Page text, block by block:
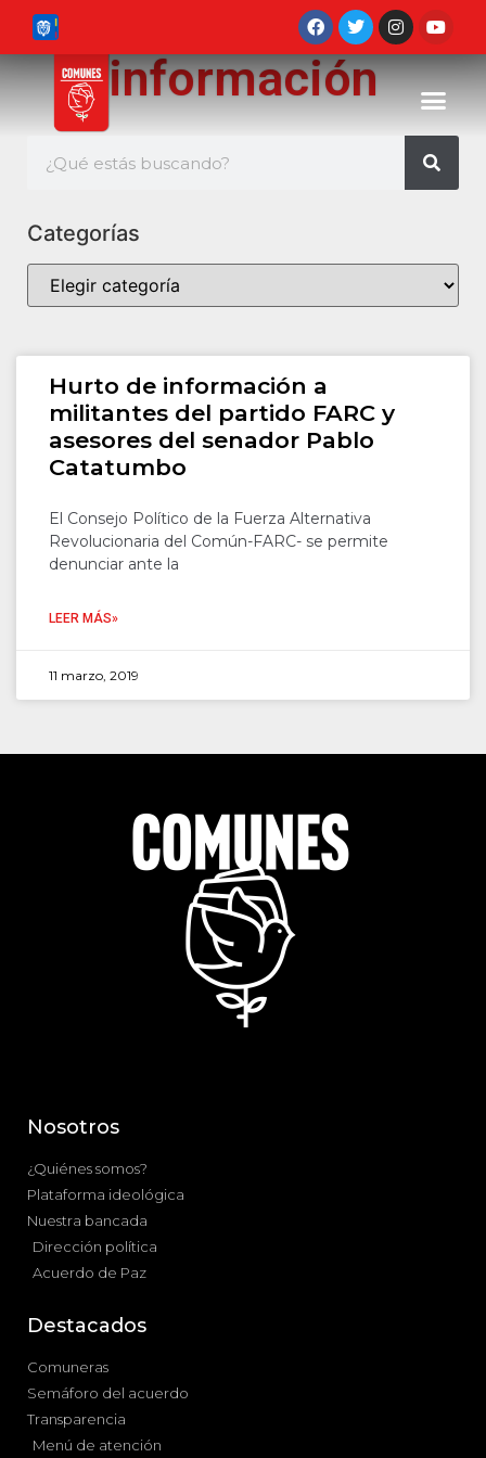
información
Categorías
Hurto de información a
militantes del partido FARC y
asesores del senador Pablo
Catatumbo
El Consejo Político de la Fuerza Alternativa
Revolucionaria del Común-FARC- se permite
denunciar ante la
LEER MÁS»
11 marzo, 2019
Nosotros
¿Quiénes somos?
Plataforma ideológica
Nuestra bancada
Dirección política
Acuerdo de Paz
Destacados
Comuneras
Semáforo del acuerdo
Transparencia
Menú de atención